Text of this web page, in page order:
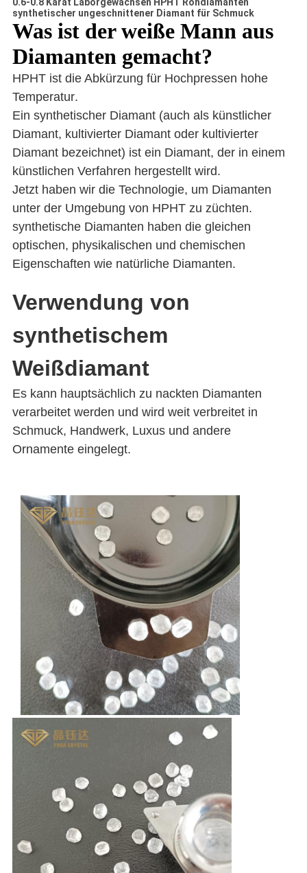
0.6-0.8 Karat Laborgewachsen HPHT Rohdiamanten
synthetischer ungeschnittener Diamant für Schmuck
Was ist der weiße Mann aus
Diamanten gemacht?
HPHT ist die Abkürzung für Hochpressen hohe
Temperatur.
Ein synthetischer Diamant (auch als künstlicher
Diamant, kultivierter Diamant oder kultivierter
Diamant bezeichnet) ist ein Diamant, der in einem
künstlichen Verfahren hergestellt wird.
Jetzt haben wir die Technologie, um Diamanten
unter der Umgebung von HPHT zu züchten.
synthetische Diamanten haben die gleichen
optischen, physikalischen und chemischen
Eigenschaften wie natürliche Diamanten.
Verwendung von
synthetischem
Weißdiamant
Es kann hauptsächlich zu nackten Diamanten
verarbeitet werden und wird weit verbreitet in
Schmuck, Handwerk, Luxus und andere
Ornamente eingelegt.